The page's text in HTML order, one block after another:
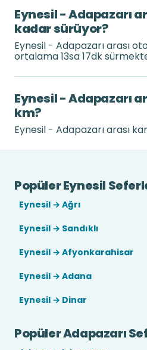
Eynesil - Adapazarı
kadar sürüyor?
Eynesil - Adapazarı arası
ortalama 13sa 17dk
Eynesil - Adapazarı
km?
Eynesil - Adapazarı arası
Popüler Eynesil
Eynesil → Ağrı
Eynesil → Sandıklı
Eynesil → Afyonkarahisar
Eynesil → Adana
Eynesil → Dinar
Popüler Adapazarı